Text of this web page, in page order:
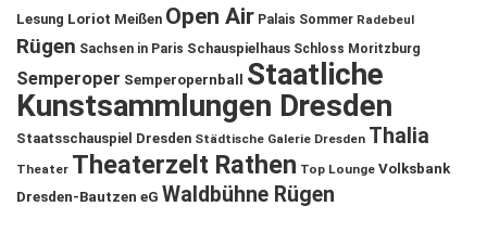
Lesung Loriot Meißen Open Air Palais Sommer Radebeul
Rügen Sachsen in Paris Schauspielhaus Schloss Moritzburg
Semperoper Semperopernball
Staatliche
Kunstsammlungen Dresden
Staatsschauspiel Dresden Städtische Galerie Dresden Thalia
Theater Theaterzelt Rathen Top Lounge Volksbank
Dresden-Bautzen eG Waldbühne Rügen